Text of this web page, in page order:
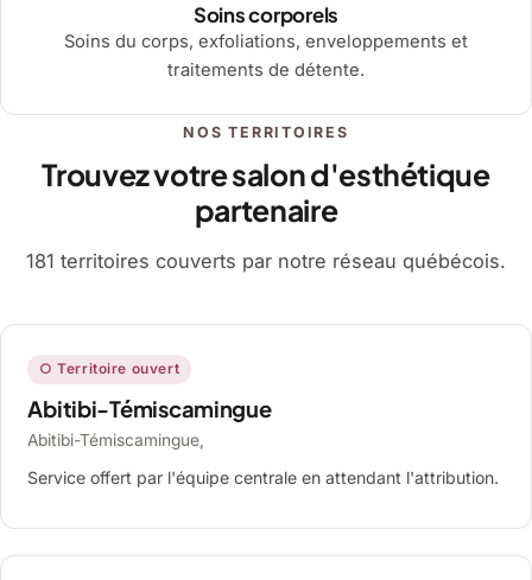
Soins corporels
Soins du corps, exfoliations, enveloppements et
traitements de détente.
NOS TERRITOIRES
Trouvez votre salon d'esthétique
partenaire
181 territoires couverts par notre réseau québécois.
○ Territoire ouvert
Abitibi-Témiscamingue
Abitibi-Témiscamingue,
Service offert par l'équipe centrale en attendant l'attribution.